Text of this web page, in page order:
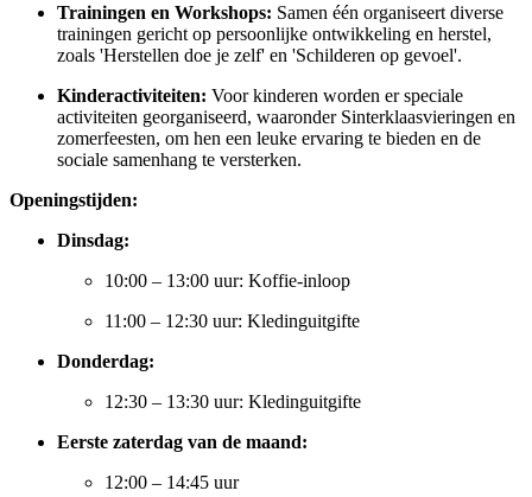
Trainingen en Workshops: Samen één organiseert diverse
trainingen gericht op persoonlijke ontwikkeling en herstel,
zoals 'Herstellen doe je zelf' en 'Schilderen op gevoel'.
Kinderactiviteiten: Voor kinderen worden er speciale
activiteiten georganiseerd, waaronder Sinterklaasvieringen en
zomerfeesten, om hen een leuke ervaring te bieden en de
sociale samenhang te versterken. ​
Openingstijden:
Dinsdag:
10:00 – 13:00 uur: Koffie-inloop​
11:00 – 12:30 uur: Kledinguitgifte​
Donderdag:
12:30 – 13:30 uur: Kledinguitgifte​
Eerste zaterdag van de maand:
12:00 – 14:45 uur​